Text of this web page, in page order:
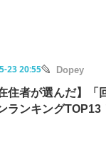
23 20:55 Dopey
住者が選んだ】
ランキング